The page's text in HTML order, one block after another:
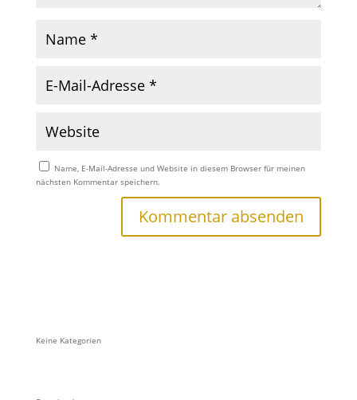
Name, E-Mail-Adresse und Website in diesem Browser für meinen
nächsten Kommentar speichern.
Keine Kategorien